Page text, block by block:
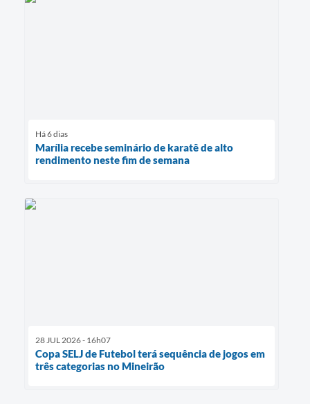
Há 6 dias
Marília recebe seminário de karatê de alto
rendimento neste fim de semana
28 JUL 2026 - 16h07
Copa SELJ de Futebol terá sequência de jogos em
três categorias no Mineirão